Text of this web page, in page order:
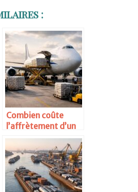
:
Combien coûte
l’affrètement d’un
avion cargo